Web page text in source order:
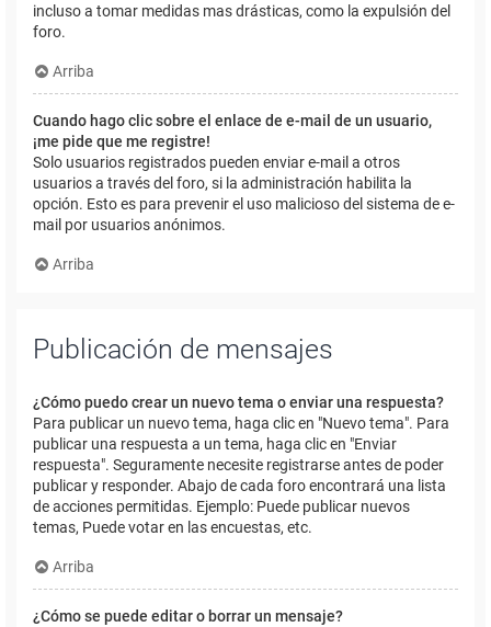
incluso a tomar medidas mas drásticas, como la expulsión del
foro.
Arriba
Cuando hago clic sobre el enlace de e-mail de un usuario,
¡me pide que me registre!
Solo usuarios registrados pueden enviar e-mail a otros
usuarios a través del foro, si la administración habilita la
opción. Esto es para prevenir el uso malicioso del sistema de e-
mail por usuarios anónimos.
Arriba
Publicación de mensajes
¿Cómo puedo crear un nuevo tema o enviar una respuesta?
Para publicar un nuevo tema, haga clic en "Nuevo tema". Para
publicar una respuesta a un tema, haga clic en "Enviar
respuesta". Seguramente necesite registrarse antes de poder
publicar y responder. Abajo de cada foro encontrará una lista
de acciones permitidas. Ejemplo: Puede publicar nuevos
temas, Puede votar en las encuestas, etc.
Arriba
¿Cómo se puede editar o borrar un mensaje?